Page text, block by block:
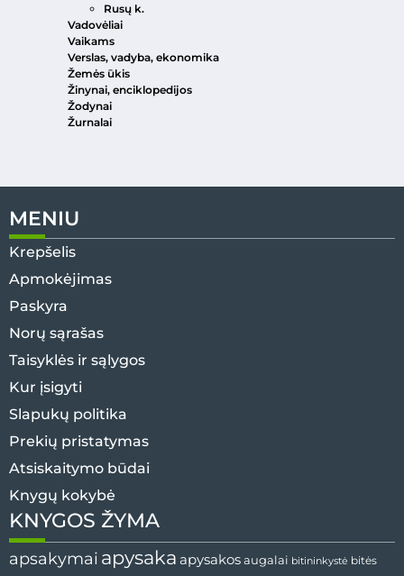
Rusų k.
Vadovėliai
Vaikams
Verslas, vadyba, ekonomika
Žemės ūkis
Žinynai, enciklopedijos
Žodynai
Žurnalai
MENIU
Krepšelis
Apmokėjimas
Paskyra
Norų sąrašas
Taisyklės ir sąlygos
Kur įsigyti
Slapukų politika
Prekių pristatymas
Atsiskaitymo būdai
Knygų kokybė
KNYGOS ŽYMA
apsakymai apysaka apysakos augalai bitininkystė bitės